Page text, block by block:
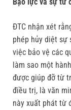
ĐTC nhận xét
phép hủy diệt sự
việc bảo vệ các
làm sao một
được giúp đỡ từ
điều trị, là văn
này xuất phát từ